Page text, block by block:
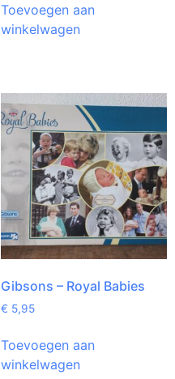
Toevoegen aan
winkelwagen
Gibsons – Royal Babies
€ 5,95
Toevoegen aan
winkelwagen